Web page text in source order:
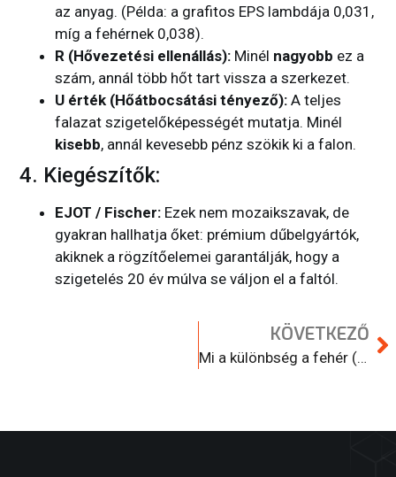
az anyag. (Példa: a grafitos EPS lambdája 0,031,
míg a fehérnek 0,038).
R (Hővezetési ellenállás): Minél nagyobb ez a
szám, annál több hőt tart vissza a szerkezet.
U érték (Hőátbocsátási tényező): A teljes
falazat szigetelőképességét mutatja. Minél
kisebb, annál kevesebb pénz szökik ki a falon.
4. Kiegészítők:
EJOT / Fischer: Ezek nem mozaikszavak, de
gyakran hallhatja őket: prémium dűbelgyártók,
akiknek a rögzítőelemei garantálják, hogy a
szigetelés 20 év múlva se váljon el a faltól.
KÖVETKEZŐ
Mi a különbség a fehér (EPS) és a grafitos polisztirol hőszigetelés között?